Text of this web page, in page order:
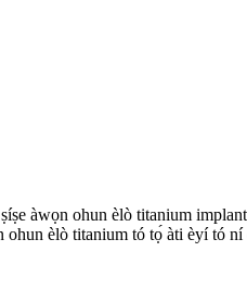
àwọn ohun èlò titanium
èlò titanium tó tọ́ àti èyí tó ní